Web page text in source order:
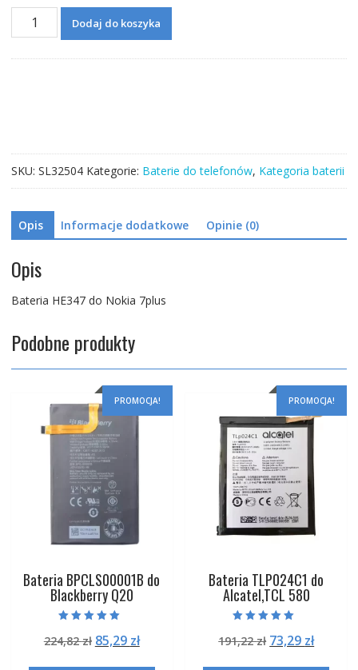
ilość
Bateria
Dodaj do koszyka
SKU: SL32504 Kategorie: Baterie do telefonów, Kategoria baterii
Opis Informacje dodatkowe Opinie (0)
Opis
Bateria HE347 do Nokia 7plus
Podobne produkty
PROMOCJA!
Bateria BPCLS00001B do
Blackberry Q20
5.00
na 5
224,82zł Pierwotna
85,29 złAktualna
PROMOCJA!
Bateria TLP024C1 do
Alcatel,TCL 580
5.00
na 5
191,22zł Pierwotna
73,29 zł